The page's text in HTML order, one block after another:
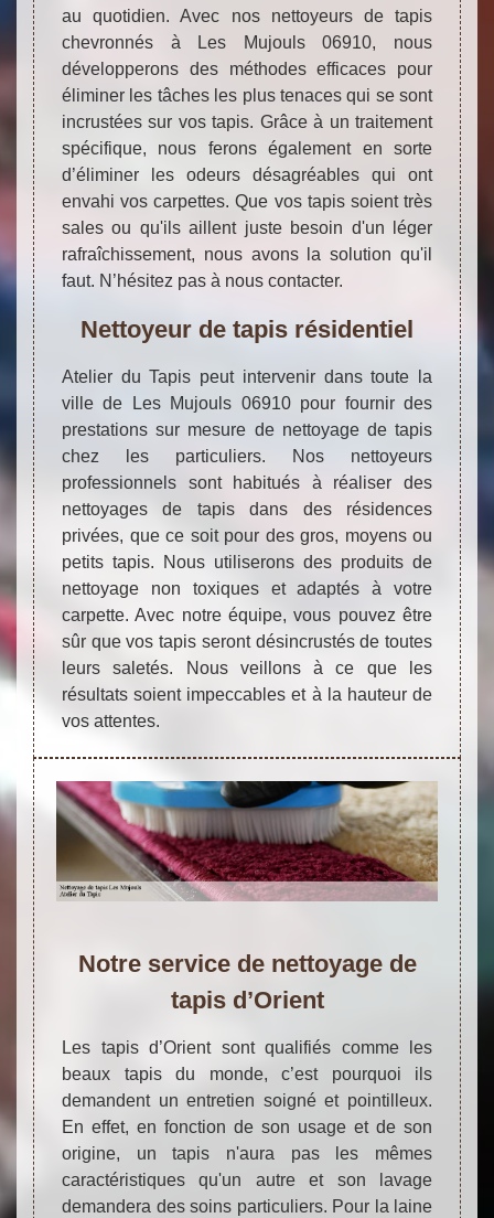
au quotidien. Avec nos nettoyeurs de tapis
chevronnés à Les Mujouls 06910, nous
développerons des méthodes efficaces pour
éliminer les tâches les plus tenaces qui se sont
incrustées sur vos tapis. Grâce à un traitement
spécifique, nous ferons également en sorte
d’éliminer les odeurs désagréables qui ont
envahi vos carpettes. Que vos tapis soient très
sales ou qu'ils aillent juste besoin d'un léger
rafraîchissement, nous avons la solution qu'il
faut. N’hésitez pas à nous contacter.
Nettoyeur de tapis résidentiel
Atelier du Tapis peut intervenir dans toute la
ville de Les Mujouls 06910 pour fournir des
prestations sur mesure de nettoyage de tapis
chez les particuliers. Nos nettoyeurs
professionnels sont habitués à réaliser des
nettoyages de tapis dans des résidences
privées, que ce soit pour des gros, moyens ou
petits tapis. Nous utiliserons des produits de
nettoyage non toxiques et adaptés à votre
carpette. Avec notre équipe, vous pouvez être
sûr que vos tapis seront désincrustés de toutes
leurs saletés. Nous veillons à ce que les
résultats soient impeccables et à la hauteur de
vos attentes.
Notre service de nettoyage de
tapis d’Orient
Les tapis d’Orient sont qualifiés comme les
beaux tapis du monde, c’est pourquoi ils
demandent un entretien soigné et pointilleux.
En effet, en fonction de son usage et de son
origine, un tapis n'aura pas les mêmes
caractéristiques qu'un autre et son lavage
demandera des soins particuliers. Pour la laine